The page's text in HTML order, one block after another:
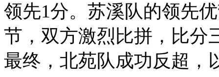
领先1分。苏溪队的领先
节，双方激烈比拼，比分
最终，北苑队成功反超，